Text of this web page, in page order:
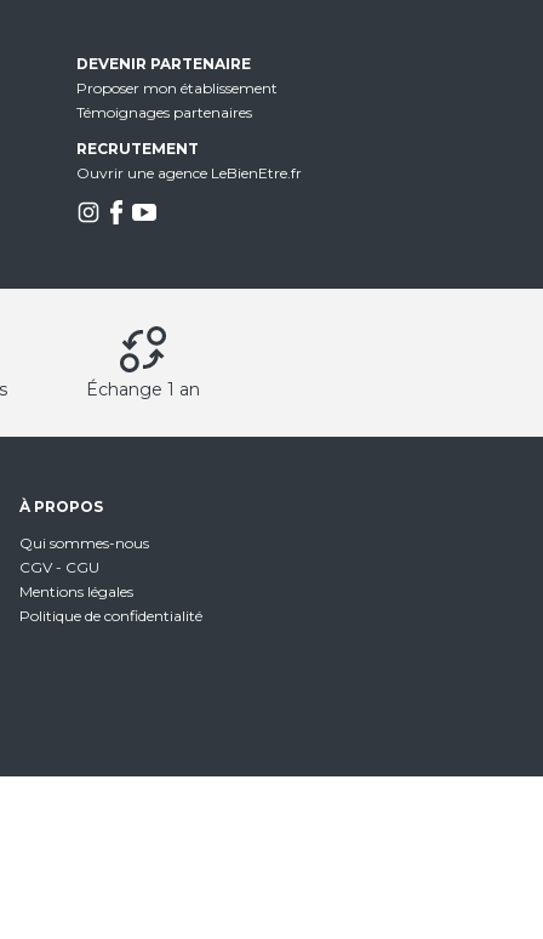
DEVENIR PARTENAIRE
Proposer mon établissement
Témoignages partenaires
RECRUTEMENT
Ouvrir une agence LeBienEtre.fr
Échange 1 an
À PROPOS
Qui sommes-nous
CGV - CGU
Mentions légales
Politique de confidentialité